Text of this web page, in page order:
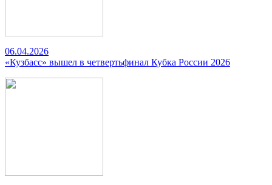
06.04.2026
«Кузбасс» вышел в четвертьфинал Кубка России 2026